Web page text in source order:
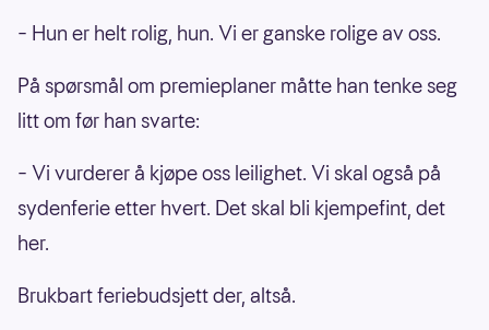
– Hun er helt rolig, hun. Vi er ganske rolige av oss.
På spørsmål om premieplaner måtte han tenke seg
litt om før han svarte:
– Vi vurderer å kjøpe oss leilighet. Vi skal også på
sydenferie etter hvert. Det skal bli kjempefint, det
her.
Brukbart feriebudsjett der, altså.